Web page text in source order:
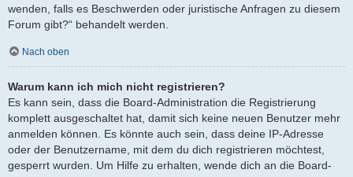
wenden, falls es Beschwerden oder juristische Anfragen zu diesem
Forum gibt?“ behandelt werden.
Nach oben
Warum kann ich mich nicht registrieren?
Es kann sein, dass die Board-Administration die Registrierung
komplett ausgeschaltet hat, damit sich keine neuen Benutzer mehr
anmelden können. Es könnte auch sein, dass deine IP-Adresse
oder der Benutzername, mit dem du dich registrieren möchtest,
gesperrt wurden. Um Hilfe zu erhalten, wende dich an die Board-